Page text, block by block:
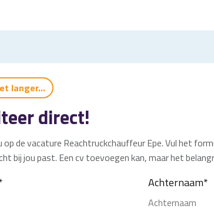
langer...
direct!
op de vacature Reachtruckchauffeur Epe. Vul het
bij jou past. Een cv toevoegen kan, maar het
Achternaam*